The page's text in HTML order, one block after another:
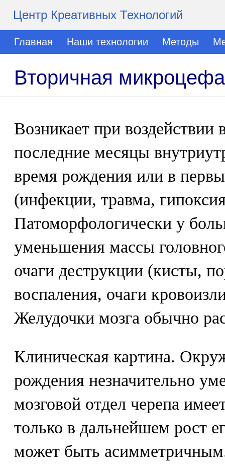
Центр Креативных Технологий
Главная Наши технологии Методы
Вторичная
Возникает при воздействии
последние месяцы
время рождения или в
(инфекции, травма,
Патоморфологически у
уменьшения массы
очаги деструкции (кисты,
воспаления, очаги
Желудочки мозга обычно
Клиническая картина.
рождения незначительно
мозговой отдел черепа
только в дальнейшем рост
может быть